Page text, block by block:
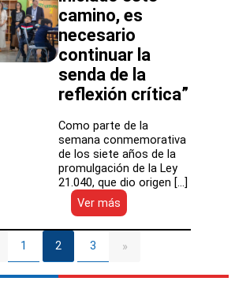
camino, es
necesario
continuar la
senda de la
reflexión crítica”
Como parte de la
semana conmemorativa
de los siete años de la
promulgación de la Ley
21.040, que dio origen […]
Ver más
Ministro
Cataldo
por
de
1 2 3 »